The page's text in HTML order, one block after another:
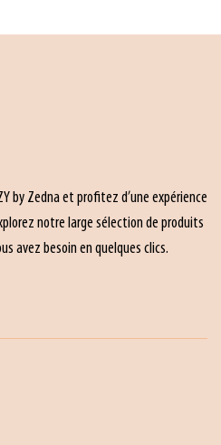
by Zedna et profitez d’une expérience
notre large sélection de produits
avez besoin en quelques clics.